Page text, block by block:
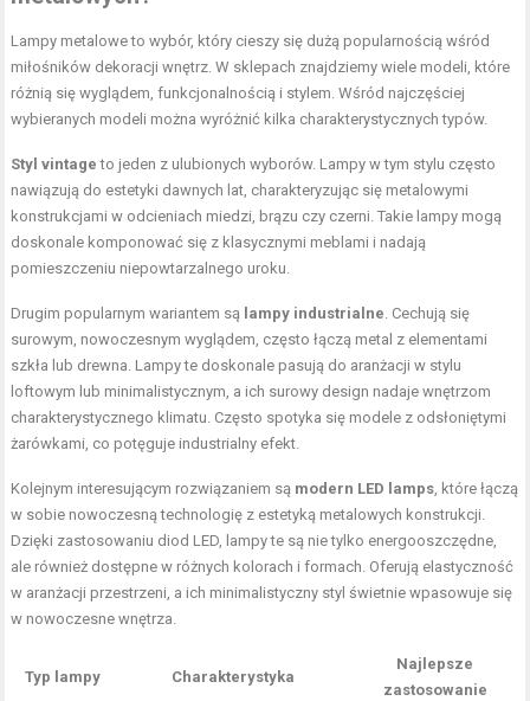
Lampy metalowe to wybór, który cieszy się dużą popularnością wśród
miłośników dekoracji wnętrz. W sklepach znajdziemy wiele modeli, które
różnią się wyglądem, funkcjonalnością i stylem. Wśród najczęściej
wybieranych modeli można wyróżnić kilka charakterystycznych typów.
Styl vintage to jeden z ulubionych wyborów. Lampy w tym stylu często
nawiązują do estetyki dawnych lat, charakteryzując się metalowymi
konstrukcjami w odcieniach miedzi, brązu czy czerni. Takie lampy mogą
doskonale komponować się z klasycznymi meblami i nadają
pomieszczeniu niepowtarzalnego uroku.
Drugim popularnym wariantem są lampy industrialne. Cechują się
surowym, nowoczesnym wyglądem, często łączą metal z elementami
szkła lub drewna. Lampy te doskonale pasują do aranżacji w stylu
loftowym lub minimalistycznym, a ich surowy design nadaje wnętrzom
charakterystycznego klimatu. Często spotyka się modele z odsłoniętymi
żarówkami, co potęguje industrialny efekt.
Kolejnym interesującym rozwiązaniem są modern LED lamps, które łączą
w sobie nowoczesną technologię z estetyką metalowych konstrukcji.
Dzięki zastosowaniu diod LED, lampy te są nie tylko energooszczędne,
ale również dostępne w różnych kolorach i formach. Oferują elastyczność
w aranżacji przestrzeni, a ich minimalistyczny styl świetnie wpasowuje się
w nowoczesne wnętrza.
Typ lampy Charakterystyka
Najlepsze
zastosowanie